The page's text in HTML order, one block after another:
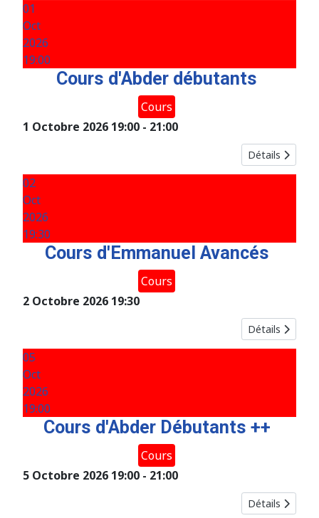
01
Oct
2026
19:00
Cours d'Abder débutants
Cours
1 Octobre 2026 19:00 - 21:00
Détails
02
Oct
2026
19:30
Cours d'Emmanuel Avancés
Cours
2 Octobre 2026 19:30
Détails
05
Oct
2026
19:00
Cours d'Abder Débutants ++
Cours
5 Octobre 2026 19:00 - 21:00
Détails